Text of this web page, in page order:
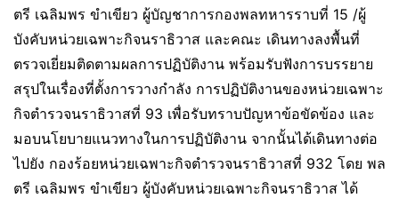
ตรี เฉลิมพร ขำเขียว ผู้บัญชาการกองพลทหารราบที่ 15 /ผู้
บังคับหน่วยเฉพาะกิจนราธิวาส และคณะ เดินทางลงพื้นที่
ตรวจเยี่ยมติดตามผลการปฏิบัติงาน พร้อมรับฟังการบรรยาย
สรุปในเรื่องที่ตั้งการวางกำลัง การปฏิบัติงานของหน่วยเฉพาะ
กิจตำรวจนราธิวาสที่ 93 เพื่อรับทราบปัญหาข้อขัดข้อง และ
มอบนโยบายแนวทางในการปฏิบัติงาน จากนั้นได้เดินทางต่อ
ไปยัง กองร้อยหน่วยเฉพาะกิจตำรวจนราธิวาสที่ 932 โดย พล
ตรี เฉลิมพร ขำเขียว ผู้บังคับหน่วยเฉพาะกิจนราธิวาส ได้